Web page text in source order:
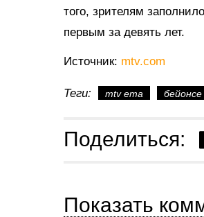
того, зрителям
первым за девять лет.
Источник: mtv.com
Теги: mtv ema бейонсе
Поделиться:
Показать